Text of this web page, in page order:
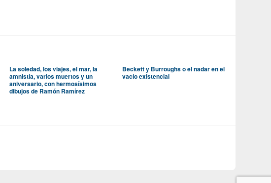
La soledad, los viajes, el mar, la
amnistía, varios muertos y un
aniversario, con hermosísimos
dibujos de Ramón Ramírez
Beckett y Burroughs o el nadar en el
vacío existencial